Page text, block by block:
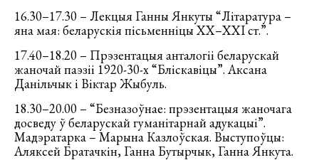
16.30–17.30 – Лекцыя Ганны Янкуты “Літаратура –
яна мая: беларускія пісьменніцы ХХ–ХХІ ст.”.
17.40–18.20 – Прэзентацыя анталогіі беларускай
жаночай паэзіі 1920-30-х “Бліскавіцы”. Аксана
Данільчык і Віктар Жыбуль.
18.30–20.00 – “Безназоўнае: прэзентацыя жаночага
досведу ў беларускай гуманітарнай адукацыі”.
Мадэратарка – Марына Казлоўская. Выступоўцы:
Аляксей Братачкін, Ганна Бутырчык, Ганна Янкута.